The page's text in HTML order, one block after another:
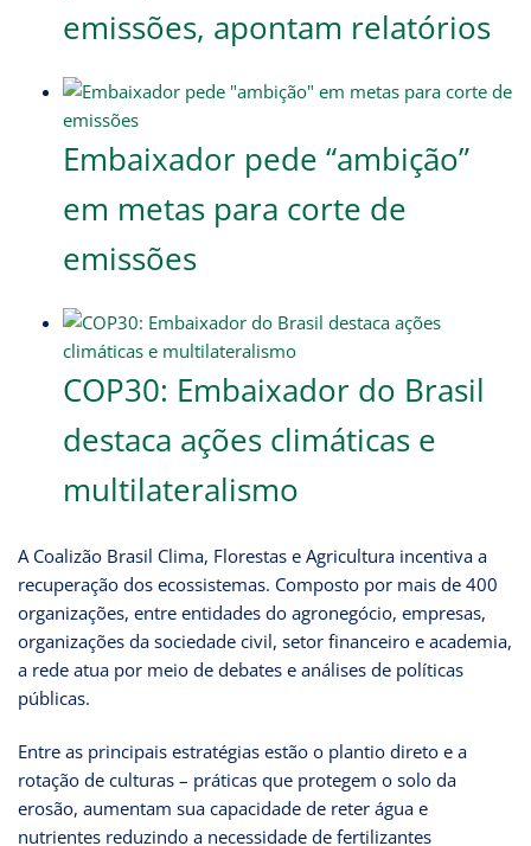
emissões, apontam relatórios
Embaixador pede “ambição”
em metas para corte de
emissões
COP30: Embaixador do Brasil
destaca ações climáticas e
multilateralismo
A Coalizão Brasil Clima, Florestas e Agricultura incentiva a
recuperação dos ecossistemas. Composto por mais de 400
organizações, entre entidades do agronegócio, empresas,
organizações da sociedade civil, setor financeiro e academia,
a rede atua por meio de debates e análises de políticas
públicas.
Entre as principais estratégias estão o plantio direto e a
rotação de culturas – práticas que protegem o solo da
erosão, aumentam sua capacidade de reter água e
nutrientes reduzindo a necessidade de fertilizantes